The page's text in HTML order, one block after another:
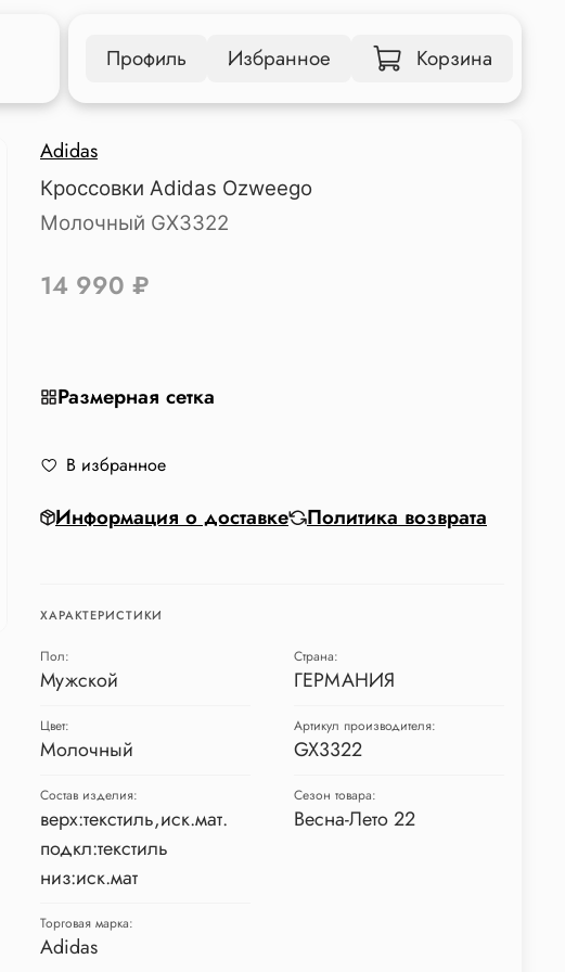
Профиль Избранное Корзина
Adidas
Кроссовки Adidas Ozweego
Молочный GX3322
Размерная сетка
14 990 ₽
В избранное
Информация о доставке Политика возврата
ХАРАКТЕРИСТИКИ
Пол:
Мужской
Страна:
ГЕРМАНИЯ
Цвет:
Молочный
Артикул производителя:
GX3322
Состав изделия:
верх:текстиль,иск.мат.
подкл:текстиль
низ:иск.мат
Сезон товара:
Весна-Лето 22
Торговая марка:
Adidas